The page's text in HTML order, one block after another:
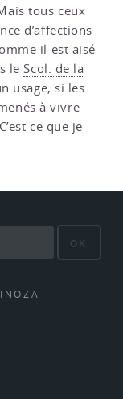
tous ceux
d’affections
il est aisé
le Scol. de la
usage, si les
à vivre
ce que je
OK